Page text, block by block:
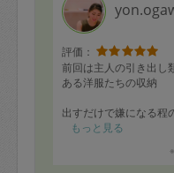
評価：
前回は主人の引き出し
ある洋服たちの収納
出すだけで嫌になる程
全部出して仕分けしま
マジックかのように
もっと見る